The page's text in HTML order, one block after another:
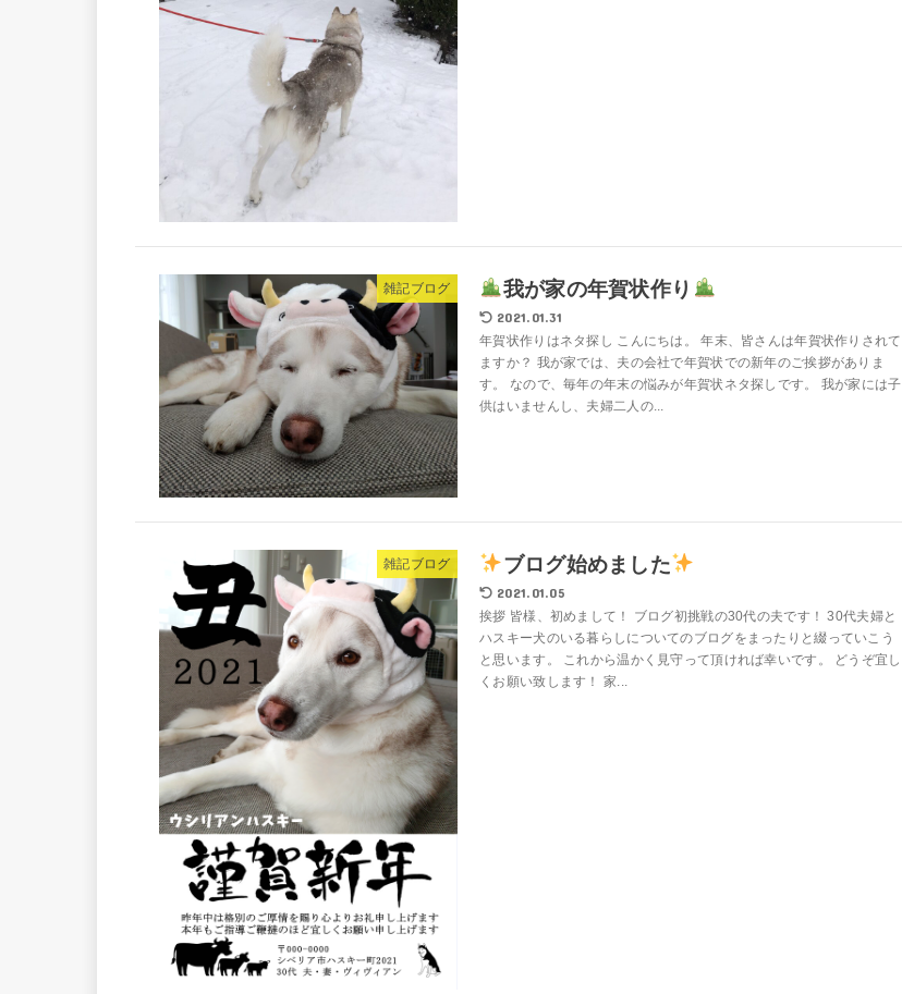
雑記ブログ 我が家の年賀状作り
2021.01.31
年賀状作りはネタ探し こんにちは。 年末、皆さんは年賀状作りされて
ますか？ 我が家では、夫の会社で年賀状での新年のご挨拶がありま
す。 なので、毎年の年末の悩みが年賀状ネタ探しです。 我が家には子
供はいませんし、夫婦二人の...
雑記ブログ ブログ始めました
2021.01.05
挨拶 皆様、初めまして！ ブログ初挑戦の30代の夫です！ 30代夫婦と
ハスキー犬のいる暮らしについてのブログをまったりと綴っていこう
と思います。 これから温かく見守って頂ければ幸いです。 どうぞ宜し
くお願い致します！ 家...